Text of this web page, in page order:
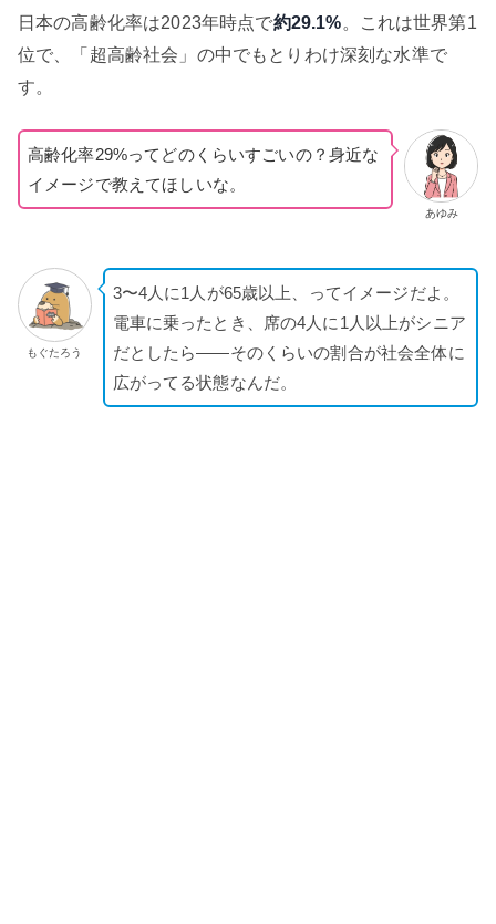
日本の高齢化率は2023年時点で約29.1%。これは世界第1
位で、「超高齢社会」の中でもとりわけ深刻な水準で
す。
あゆみ
高齢化率29%ってどのくらいすごいの？身近な
イメージで教えてほしいな。
もぐたろう
3〜4人に1人が65歳以上、ってイメージだよ。
電車に乗ったとき、席の4人に1人以上がシニア
だとしたら——そのくらいの割合が社会全体に
広がってる状態なんだ。